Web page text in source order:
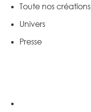
Toute nos créations
Univers
Presse